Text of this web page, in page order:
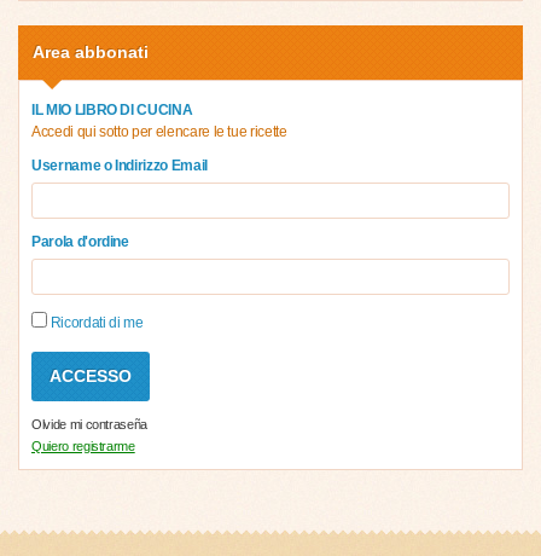
Area abbonati
IL MIO LIBRO DI CUCINA
Accedi qui sotto per elencare le tue ricette
Username o Indirizzo Email
Parola d'ordine
Ricordati di me
Olvide mi contraseña
Quiero registrarme